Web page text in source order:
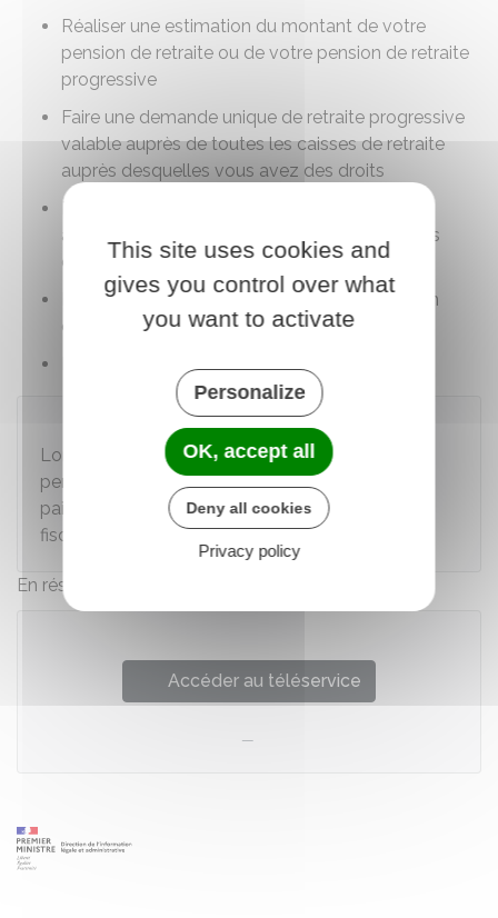
Réaliser une estimation du montant de votre
pension de retraite ou de votre pension de retraite
progressive
Faire une demande unique de retraite progressive
valable auprès de toutes les caisses de retraite
auprès desquelles vous avez des droits
auprès de toutes les caisses de retraite auprès
desquelles vous avez des droits
Faire une demande unique de retraite après un
cumul emploi retraite
Faire une demande de retraite de réversion.
Lorsque vous êtes à la retraite, ce service vous
permet également d'obtenir vos attestations de
paiement de votre pension et vos attestations
fiscales.
En résumé :
Accéder au téléservice
This site uses cookies and
gives you control over what
you want to activate
Personalize
OK, accept all
Deny all cookies
Privacy policy